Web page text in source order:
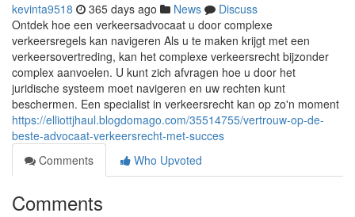
kevinta9518 365 days ago News
Discuss
Ontdek hoe een verkeersadvocaat u door complexe
verkeersregels kan navigeren Als u te maken krijgt met een
verkeersovertreding, kan het complexe verkeersrecht bijzonder
complex aanvoelen. U kunt zich afvragen hoe u door het
juridische systeem moet navigeren en uw rechten kunt
beschermen. Een specialist in verkeersrecht kan op zo'n moment
https://elliottjhaul.blogdomago.com/35514755/vertrouw-op-de-
beste-advocaat-verkeersrecht-met-succes
Comments
Who Upvoted
Comments